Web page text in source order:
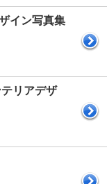
イン写真集
リアデザ